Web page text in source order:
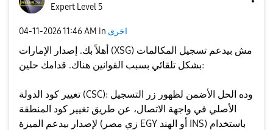
Expert Level 5
‎04-11-202611:46 AM in اخرى
أهلاً بك. إصدار الإمارات (XSG) مش بيدعم تسجيل المكالمات
بشكل تلقائي بسبب القوانين هناك. قدامك حلين:
​تغيير كود الدولة (CSC): وده الحل الأضمن لظهور زر التسجيل
الأصلي في واجهة الاتصال، عن طريق تغيير كود المنطقة
لإصدار بيدعم الميزة (زي مصر EGY أو الهند INS) باستخدام